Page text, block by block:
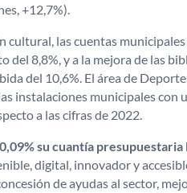
+12,7%).
cultural, las cuentas
del 8,8%, y a la mejora de las
del 10,6%. El área de
instalaciones municipales con
a las cifras de 2022.
su cuantía presupuestaria
digital, innovador y
de ayudas al sector,